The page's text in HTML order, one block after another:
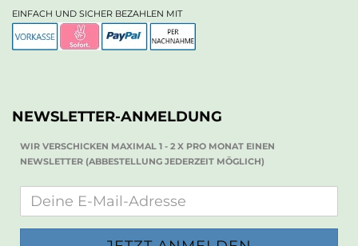
EINFACH UND SICHER BEZAHLEN MIT
NEWSLETTER-ANMELDUNG
WIR VERSCHICKEN MAXIMAL 1 - 2 X PRO MONAT EINEN
NEWSLETTER (ABBESTELLUNG JEDERZEIT MÖGLICH)